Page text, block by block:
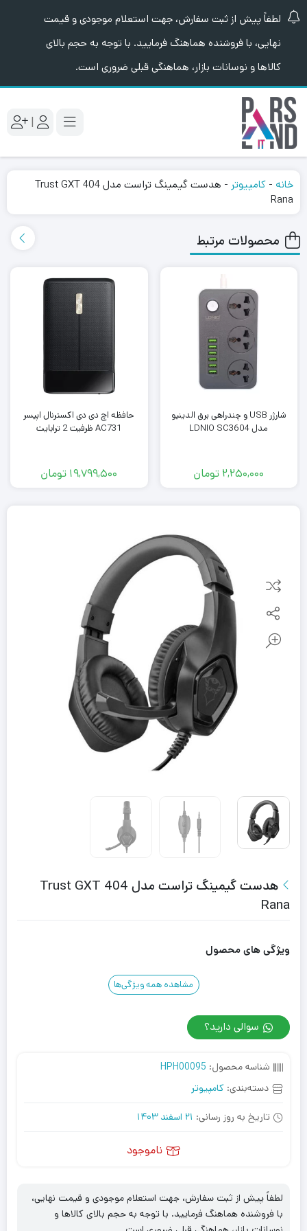
لطفاً پیش از ثبت سفارش، جهت استعلام موجودی و قیمت
نهایی، با فروشنده هماهنگ فرمایید. با توجه به حجم بالای
کالاها و نوسانات بازار، هماهنگی قبلی ضروری است.
|
خانه - کامپیوتر -
هدست گیمینگ تراست مدل Trust GXT 404
Rana
محصولات مرتبط
شارژر USB و چندراهی برق الدینیو
مدل LDNIO SC3604
2,250,000 تومان
حافظه اچ دی دی اکسترنال اپیسر
AC731 ظرفیت 2 ترابایت
19,799,500 تومان
هدست گیمینگ تراست مدل Trust GXT 404
Rana
ویژگی های محصول
مشاهده همه ویژگی‌ها
سوالی دارید؟
شناسه محصول: HPH00095
دسته‌بندی: کامپیوتر
تاریخ به روز رسانی: 21 اسفند 1403
ناموجود
لطفاً پیش از ثبت سفارش، جهت استعلام موجودی و قیمت نهایی،
با فروشنده هماهنگ فرمایید. با توجه به حجم بالای کالاها و